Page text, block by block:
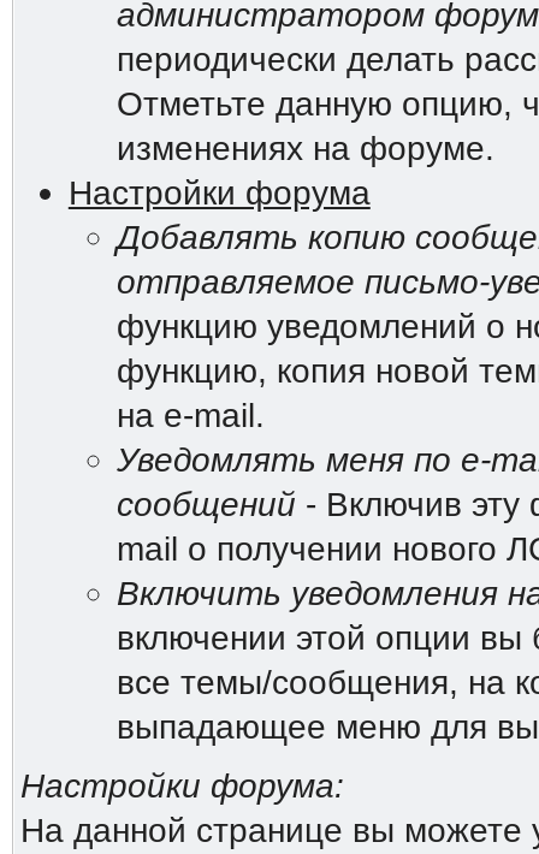
администратором
периодически делать
Отметьте данную опцию,
изменениях на форуме.
Настройки форума
Добавлять копию
отправляемое письмо-
функцию уведомлений о
функцию, копия новой
на e-mail.
Уведомлять меня по e-
сообщений - Включив
mail о получении нового
Включить уведомления
включении этой опции вы
все темы/сообщения, на
выпадающее меню для
Настройки форума:
На данной странице вы можете